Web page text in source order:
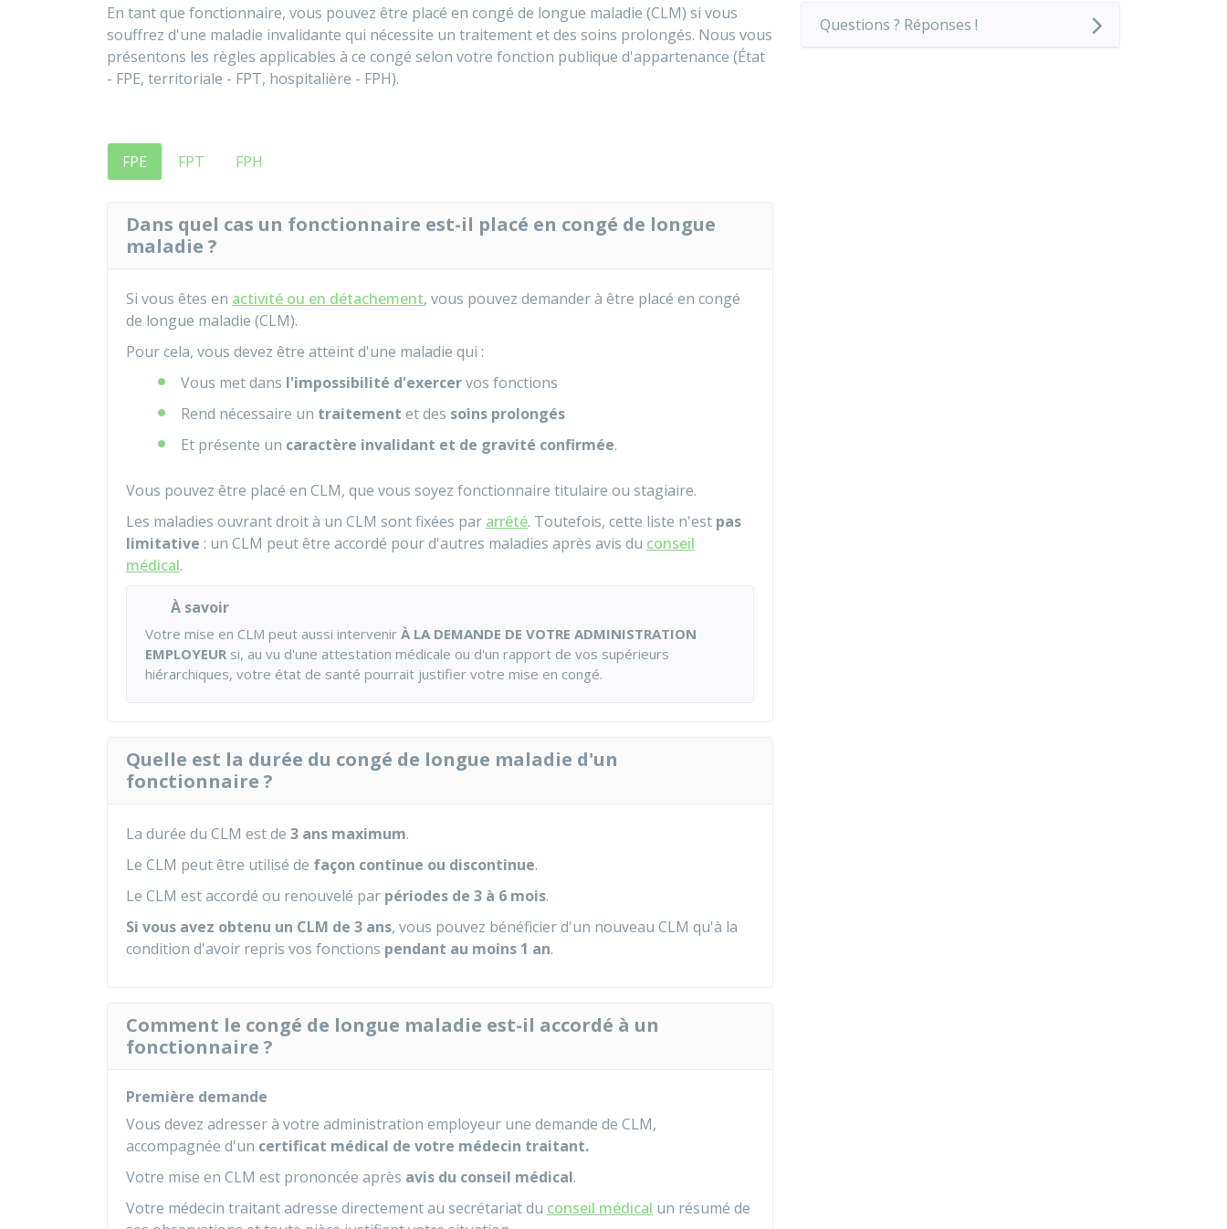
En tant que fonctionnaire, vous pouvez être placé en congé de longue maladie (CLM) si vous
souffrez d'une maladie invalidante qui nécessite un traitement et des soins prolongés. Nous vous
présentons les règles applicables à ce congé selon votre fonction publique d'appartenance (État
- FPE, territoriale - FPT, hospitalière - FPH).
FPE FPT FPH
Dans quel cas un fonctionnaire est-il placé en congé de longue
maladie ?
Si vous êtes en activité ou en détachement, vous pouvez demander à être placé en congé
de longue maladie (CLM).
Pour cela, vous devez être atteint d'une maladie qui :
Vous met dans l'impossibilité d'exercervos fonctions
Rend nécessaire un traitement et des soins prolongés
Et présente un caractère invalidant et de gravité confirmée.
Vous pouvez être placé en CLM, que vous soyez fonctionnaire titulaire ou stagiaire.
Les maladies ouvrant droit à un CLM sont fixées par arrêté. Toutefois, cette liste n'est pas
limitative : un CLM peut être accordé pour d'autres maladies après avis du conseil
médical.
À savoir
Votre mise en CLM peut aussi intervenir À LA DEMANDE DE VOTRE ADMINISTRATION
EMPLOYEUR si, au vu d'une attestation médicale ou d'un rapport de vos supérieurs
hiérarchiques, votre état de santé pourrait justifier votre mise en congé.
Quelle est la durée du congé de longue maladie d'un
fonctionnaire ?
La durée du CLM est de 3 ans maximum.
Le CLM peut être utilisé de façon continue ou discontinue.
Le CLM est accordé ou renouvelé par périodes de 3 à 6 mois.
Si vous avez obtenu un CLM de 3 ans, vous pouvez bénéficier d'un nouveau CLM qu'à la
condition d'avoir repris vos fonctions pendant au moins 1 an.
Comment le congé de longue maladie est-il accordé à un
fonctionnaire ?
Première demande
Vous devez adresser à votre administration employeur une demande de CLM,
accompagnée d'un certificat médical de votre médecin traitant.
Votre mise en CLM est prononcée après avis du conseil médical.
Votre médecin traitant adresse directement au secrétariat du conseil médical un résumé de
Questions ? Réponses !